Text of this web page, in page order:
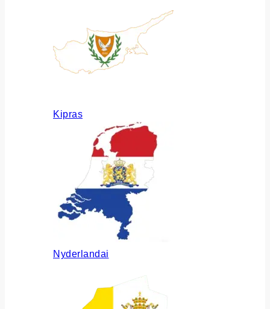
Kipras
Nyderlandai